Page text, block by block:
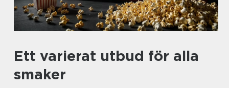
Ett varierat utbud för alla
smaker